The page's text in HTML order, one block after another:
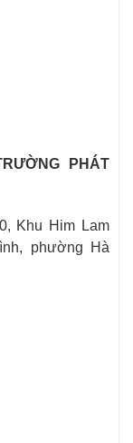
PHÁT
Khu Him Lam
phường Hà